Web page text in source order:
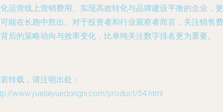
运营线上营销费用、实现高效转化与品牌建设平衡的企业，更
能在长跑中胜出。对于投资者和行业观察者而言，关注销售费
后的策略动向与效率变化，比单纯关注数字排名更为重要。
转载，请注明出处：
www.yuelaiyuedongni.com/product/54.html